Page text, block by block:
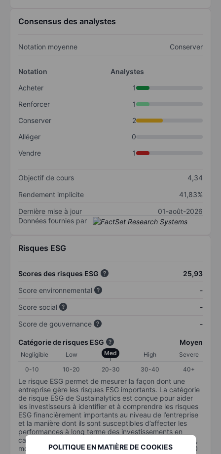
POLITIQUE EN MATIÈRE DE COOKIES
Consensus des analystes
Notation moyenne Conserver
Notation
Analystes
Acheter
1
Renforcer
1
Conserver
2
Alléger
0
Vendre
1
Objectif de cours
4,34
Rendement implicite
41,83%
Dernière mise à jour
01-août-2026
Données fournies par
Risques ESG
Scores des risques ESG
25,93
Score environnemental
-
Score social
-
Score de gouvernance
-
Catégorie de risques ESG Moyen
Negligible Low Med High
Severe
0-10
10-20 20-30 30-40 40+
Le risque ESG permet de mesurer la façon dont une
entreprise gère les risques ESG importants. La catégorie
de risque ESG de Sustainalytics est conçue pour aider
les investisseurs à identifier et à comprendre les risques
ESG financièrement importants au niveau de l’entreprise
et la manière dont ils sont susceptibles d’affecter les
performances à long terme des investissements en
capital. L’échelle va de 0 à 100. Plus le risque est faible,
moins il est important (0 équivaut à aucun risque et 100